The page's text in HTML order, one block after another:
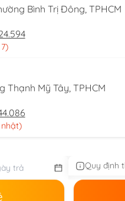
Bình Trị Đông, TPHCM
Thạnh Mỹ Tây, TPHCM
Quy định